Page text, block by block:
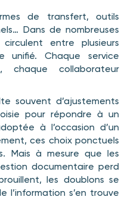
de transfert, outils
Dans de nombreuses
entre plusieurs
unifié. Chaque service
chaque collaborateur
souvent d’ajustements
pour répondre à un
à l’occasion d’un
ces choix ponctuels
Mais à mesure que les
documentaire perd
les doublons se
l’information s’en trouve